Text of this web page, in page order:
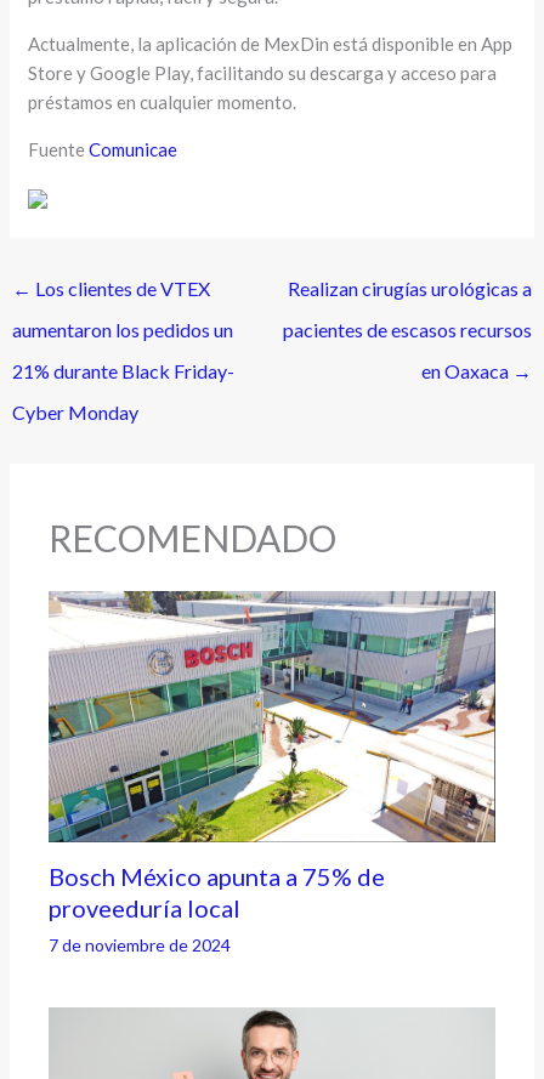
Actualmente, la aplicación de MexDin está disponible en App
Store y Google Play, facilitando su descarga y acceso para
préstamos en cualquier momento.
FuenteComunicae
← Los clientes de VTEX
aumentaron los pedidos un
21% durante Black Friday-
Cyber Monday
Realizan cirugías urológicas a
pacientes de escasos recursos
en Oaxaca →
RECOMENDADO
Bosch México apunta a 75% de
proveeduría local
7 de noviembre de 2024